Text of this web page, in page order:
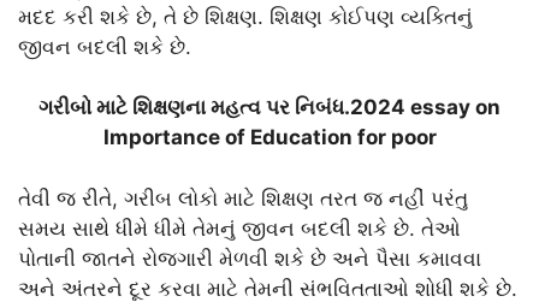
મદદ કરી શકે છે, તે છે શિક્ષણ. શિક્ષણ કોઈપણ વ્યક્તિનું
જીવન બદલી શકે છે.
ગરીબો માટે શિક્ષણના મહત્વ પર નિબંધ.2024 essay on
Importance of Education for poor
તેવી જ રીતે, ગરીબ લોકો માટે શિક્ષણ તરત જ નહીં પરંતુ
સમય સાથે ધીમે ધીમે તેમનું જીવન બદલી શકે છે. તેઓ
પોતાની જાતને રોજગારી મેળવી શકે છે અને પૈસા કમાવવા
અને અંતરને દૂર કરવા માટે તેમની સંભવિતતાઓ શોધી શકે છે.